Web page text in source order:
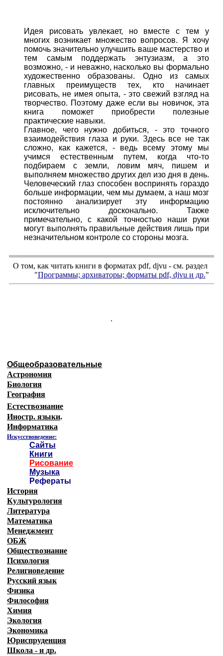
Идея рисовать увлекает, но вместе с тем у
многих возникает множество вопросов. Я хочу
помочь значительно улучшить ваше мастерство и
тем самым поддержать энтузиазм, а это
возможно, - и неважно, насколько вы формально
художественно образованы. Одно из самых
главных преимуществ тех, кто начинает
рисовать, не имея опыта, - это свежий взгляд на
творчество. Поэтому даже если вы новичок, эта
книга поможет приобрести полезные
практические навыки.
Главное, чего нужно добиться, - это точного
взаимодействия глаза и руки. Здесь все не так
сложно, как кажется, - ведь всему этому мы
учимся естественным путем, когда что-то
подбираем с земли, ловим мяч, пишем и
выполняем множество других дел изо дня в день.
Человеческий глаз способен воспринять гораздо
больше информации, чем мы думаем, а наш мозг
постоянно анализирует эту информацию
исключительно досконально. Также
примечательно, с какой точностью наши руки
могут выполнять правильные действия лишь при
незначительном контроле со стороны мозга.
О том, как читать книги в форматах pdf, djvu - см. раздел
"Программы; архиваторы; форматы pdf, djvu и др."
.
Общеобразовательные
Астрономия
Биология
География
Естествознание
Иностр. языки.
Информатика
Искусствоведение:
Сайты
Книги
Рисование
Музыка
Рефераты
История
Культурология
Литература
Математика
Менеджмент
ОБЖ
Обществознание
Психология
Религиоведение
Русский язык
Физика
Философия
Химия
Экология
Экономика
Юриспруденция
Школа - и др.